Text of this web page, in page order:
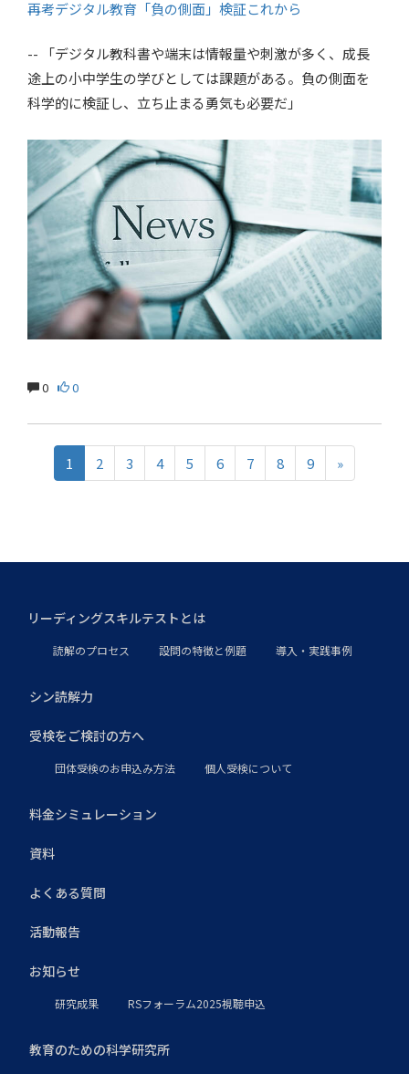
再考デジタル教育「負の側面」検証これから
-- 「デジタル教科書や端末は情報量や刺激が多く、成長
途上の小中学生の学びとしては課題がある。負の側面を
科学的に検証し、立ち止まる勇気も必要だ」
0 0
1 2 3 4 5 6 7 8 9 »
リーディングスキルテストとは
読解のプロセス 設問の特徴と例題 導入・実践事例
シン読解力
受検をご検討の方へ
団体受検のお申込み方法 個人受検について
料金シミュレーション
資料
よくある質問
活動報告
お知らせ
研究成果 RSフォーラム2025視聴申込
教育のための科学研究所